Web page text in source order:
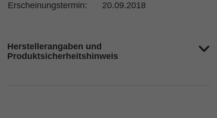
Erscheinungstermin:
20.09.2018
Herstellerangaben und
Produktsicherheitshinweis